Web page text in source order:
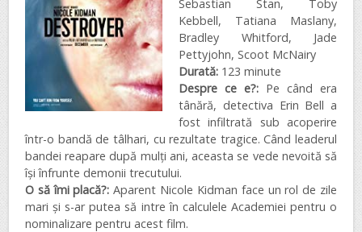
Sebastian Stan, Toby
Kebbell, Tatiana Maslany,
Bradley Whitford, Jade
Pettyjohn, Scoot McNairy
Durată: 123 minute
Despre ce e?: Pe când era
tânără, detectiva Erin Bell a
fost infiltrată sub acoperire
într-o bandă de tâlhari, cu rezultate tragice. Când leaderul
bandei reapare după mulți ani, aceasta se vede nevoită să
își înfrunte demonii trecutului.
O să îmi placă?: Aparent Nicole Kidman face un rol de zile
mari și s-ar putea să intre în calculele Academiei pentru o
nominalizare pentru acest film.